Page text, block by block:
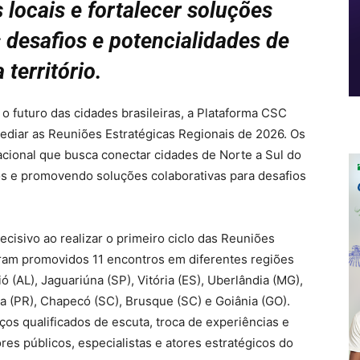
locais e fortalecer soluções
e potencialidades de
território.
futuro das cidades brasileiras, a Plataforma CSC
as Reuniões Estratégicas Regionais de 2026. Os
que busca conectar cidades de Norte a Sul do
e promovendo soluções colaborativas para desafios
ao realizar o primeiro ciclo das Reuniões
promovidos 11 encontros em diferentes regiões
(AL), Jaguariúna (SP), Vitória (ES), Uberlândia (MG),
Chapecó (SC), Brusque (SC) e Goiânia (GO).
qualificados de escuta, troca de experiências e
públicos, especialistas e atores estratégicos do